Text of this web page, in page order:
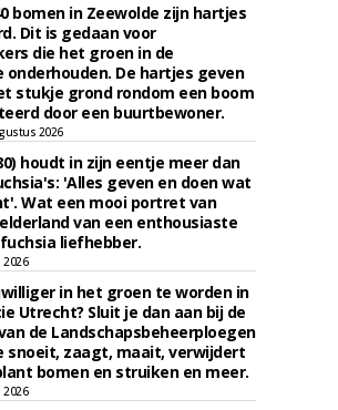
bomen in Zeewolde zijn hartjes
Dit is gedaan voor
die het groen in de
onderhouden. De hartjes geven
stukje grond rondom een boom
door een buurtbewoner.
2026
houdt in zijn eentje meer dan
'Alles geven en doen wat
Wat een mooi portret van
van een enthousiaste
liefhebber.
in het groen te worden in
Utrecht? Sluit je dan aan bij de
de Landschapsbeheerploegen
snoeit, zaagt, maait, verwijdert
bomen en struiken en meer.